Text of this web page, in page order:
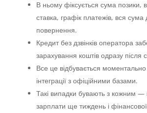
В ньому фіксується сума позики,
ставка, графік платежів, вся сума
повернення.
Кредит без дзвінків оператора
зарахування коштів одразу після
Все це відбувається
інтеграції з офіційними базами.
Такі випадки бувають з кожним —
зарплати ще тиждень і